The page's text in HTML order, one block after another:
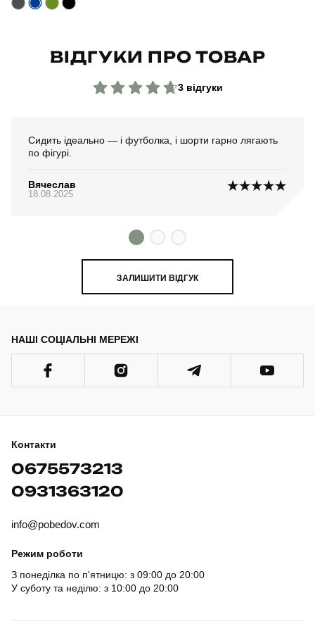
Країна - виробник
ВІДГУКИ ПРО ТОВАР
3 відгуки
Сидить ідеально — і футболка, і шорти гарно лягають
по фігурі.
Вячеслав
18.08.2025
ЗАЛИШИТИ ВІДГУК
НАШІ СОЦІАЛЬНІ МЕРЕЖІ
Контакти
0675573213
0931363120
info@pobedov.com
Режим роботи
З понеділка по п'ятницю: з 09:00 до 20:00
У суботу та неділю: з 10:00 до 20:00